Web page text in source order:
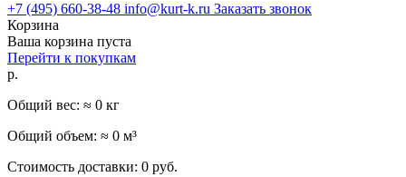
+7 (495) 660-38-48 info@kurt-k.ru Заказать звонок
Корзина
Ваша корзина пуста
Перейти к покупкам
р.
Общий вес: ≈ 0 кг
Общий объем: ≈ 0 м³
Стоимость доставки: 0 руб.